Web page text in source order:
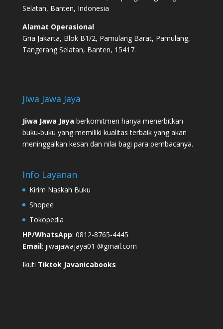
Selatan, Banten, Indonesia
Alamat Operasional
Gria Jakarta, Blok B1/2, Pamulang Barat, Pamulang,
Tangerang Selatan, Banten, 15417.
Jiwa Jawa Jaya
Jiwa Jawa Jaya berkomitmen hanya menerbitkan
buku-buku yang memiliki kualitas terbaik yang akan
meninggalkan kesan dan nilai bagi para pembacanya.
Info Layanan
Kirim Naskah Buku
Shopee
Tokopedia
HP/WhatsApp: 0812-8765-4445
Email: jiwajawajaya01 @gmail.com
Ikuti Tiktok Javanicabooks